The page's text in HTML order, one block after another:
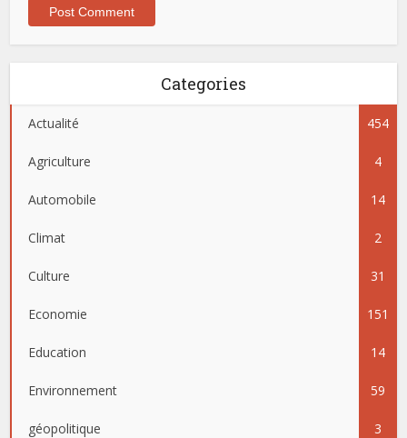
Categories
Actualité 454
Agriculture 4
Automobile 14
Climat 2
Culture 31
Economie 151
Education 14
Environnement 59
géopolitique 3